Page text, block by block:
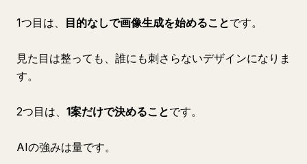
1つ目は、 目的なしで画像生成を始めることです。
見た目は整っても、誰にも刺さらないデザインになりま
す。
2つ目は、 1案だけで決めることです。
AIの強みは量です。